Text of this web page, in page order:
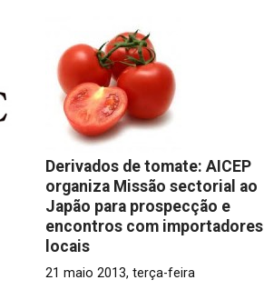
Derivados de tomate: AICEP
organiza Missão sectorial ao
Japão para prospecção e
encontros com importadores
locais
21 maio 2013, terça-feira